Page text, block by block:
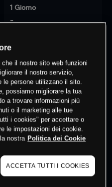
1 Giorno
-
30 Giorni
-
posizionisu
il nostro sito web funzioni
il nostro servizio,
le persone utilizzano il sito.
possiamo migliorare la tua
a trovare informazioni più
o il marketing alle tue
i cookies" per accettare o
le impostazioni dei cookie.
nostra Politica dei Cookie
ACCETTA TUTTI I COOKIES